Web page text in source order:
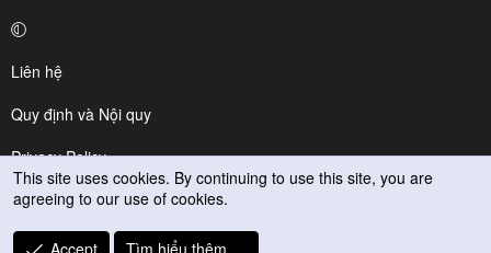
Liên hệ
Quy định và Nội quy
Privacy Policy
Trợ giúp
R
This site uses cookies. By continuing to use this site, you are
agreeing to our use of cookies.
Accept Tìm hiểu thêm.…